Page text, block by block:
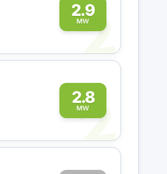
2.9
MW
2
2.8
MW
2